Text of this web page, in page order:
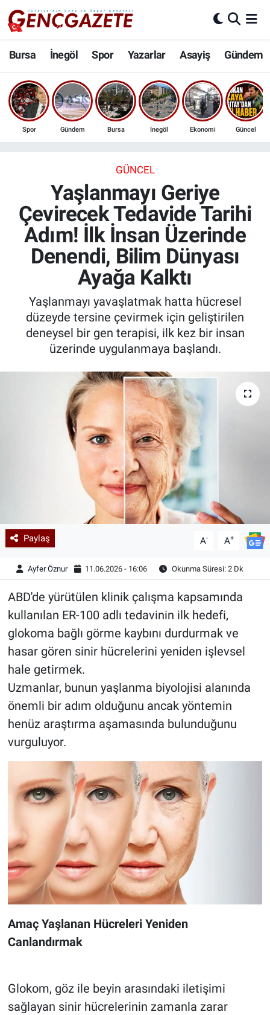
Bursa İnegöl Spor Yazarlar Asayiş Gündem
Spor Gündem Bursa İnegöl Ekonomi Güncel
GÜNCEL
Yaşlanmayı Geriye
Çevirecek Tedavide Tarihi
Adım! İlk İnsan Üzerinde
Denendi, Bilim Dünyası
Ayağa Kalktı
Yaşlanmayı yavaşlatmak hatta hücresel
düzeyde tersine çevirmek için geliştirilen
deneysel bir gen terapisi, ilk kez bir insan
üzerinde uygulanmaya başlandı.
Paylaş A- A+
Ayfer Öznur 11.06.2026 - 16:06 Okunma Süresi: 2 Dk
ABD'de yürütülen klinik çalışma kapsamında
kullanılan ER-100 adlı tedavinin ilk hedefi,
glokoma bağlı görme kaybını durdurmak ve
hasar gören sinir hücrelerini yeniden işlevsel
hale getirmek.
Uzmanlar, bunun yaşlanma biyolojisi alanında
önemli bir adım olduğunu ancak yöntemin
henüz araştırma aşamasında bulunduğunu
vurguluyor.
Amaç Yaşlanan Hücreleri Yeniden
Canlandırmak
Glokom, göz ile beyin arasındaki iletişimi
sağlayan sinir hücrelerinin zamanla zarar
Bursa
İnegöl
3.SAYFA
Ekonomi
Güncel
İnanç
Kültür & Sanat
Sağlık
Teknoloji
Yazarlar
Astroloji-Rüya
Nöbetçi Eczaneler
Hava Durumu
Trafik Durumu
Son Dakika Haberleri
Haber Arşivi